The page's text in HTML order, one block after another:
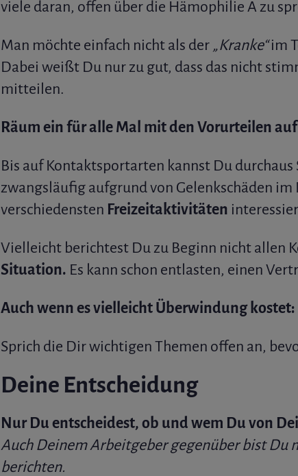
viele daran, offen über die Hämophilie A zu
Man möchte einfach nicht als der „Kranke“im
Dabei weißt Du nur zu gut, dass das nicht
mitteilen.
Räum ein für alle Mal mit den Vorurteilen
Bis auf Kontaktsportarten kannst Du
zwangsläufig aufgrund von Gelenkschäden
verschiedensten Freizeitaktivitäten
Vielleicht berichtest Du zu Beginn nicht allen
Situation. Es kann schon entlasten, einen
Auch wenn es vielleicht Überwindung kostet:
Sprich die Dir wichtigen Themen offen an,
Deine Entscheidung
Nur Du entscheidest, ob und wem Du von
Auch Deinem Arbeitgeber gegenüber bist Du
berichten.